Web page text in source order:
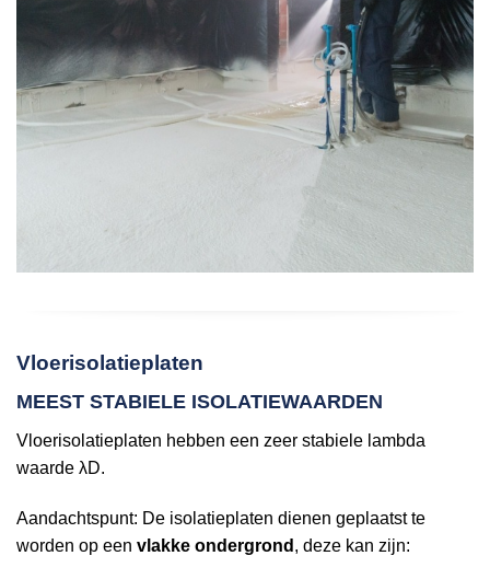
Vloerisolatieplaten
MEEST STABIELE ISOLATIEWAARDEN
Vloerisolatieplaten hebben een zeer stabiele lambda
waarde λD.
Aandachtspunt: De isolatieplaten dienen geplaatst te
worden op een vlakke ondergrond , deze kan zijn: